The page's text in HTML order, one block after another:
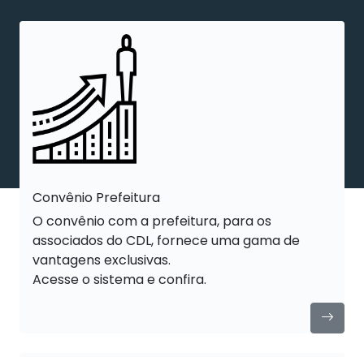
Convênio Prefeitura
O convênio com a prefeitura, para os
associados do CDL, fornece uma gama de
vantagens exclusivas.
Acesse o sistema e confira.